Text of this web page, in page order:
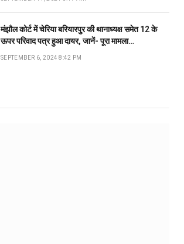
मंझौल कोर्ट में चेरिया बरियारपुर की थानाध्यक्ष समेत 12 के
ऊपर परिवाद पत्र हुआ दायर, जानें- पूरा मामला…
SEPTEMBER 6, 2024 8:42 PM